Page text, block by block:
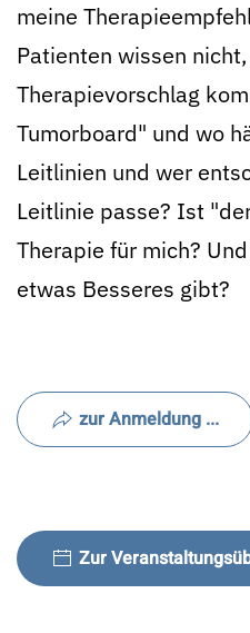
meine
Patienten wissen
Therapievorschlag
Tumorboard" und wo
Leitlinien und wer
Leitlinie passe? Ist
Therapie für mich?
etwas Besseres gibt?
zur Anmeldung ...
Zur